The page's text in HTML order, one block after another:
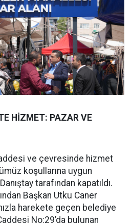
HİZMET: PAZAR VE
ve çevresinde hizmet
koşullarına uygun
tarafından kapatıldı.
Başkan Utku Caner
hızla harekete geçen belediye
No:29’da bulunan